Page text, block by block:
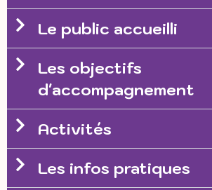
Le public accueilli
Les objectifs
d'accompagnement
Activités
Les infos pratiques